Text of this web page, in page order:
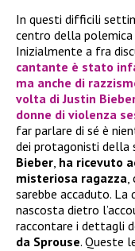
In questi difficili
centro della
Inizialmente a fra
cantante è stato
ma anche di
volta diJustin
donne di violenza
far parlare di sé è
dei protagonisti della
Bieber, ha ricevuto
misteriosa ragazza,
sarebbe accaduto. La
nascosta dietro
raccontare i dettagli
da Sprouse. Queste